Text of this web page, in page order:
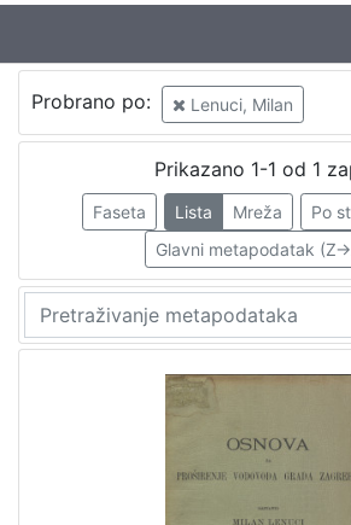
Probrano po: Lenuci, Milan
Prikazano 1-1 od 1
Faseta Lista Mreža
Po
Glavni metapodatak (Z-